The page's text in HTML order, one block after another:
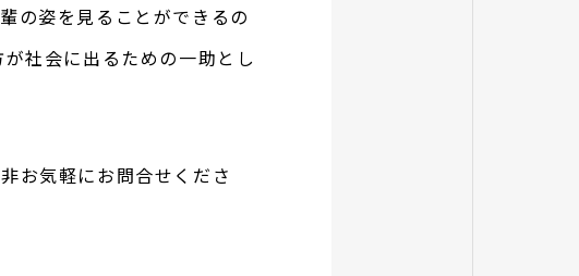
の姿を見ることができるの
社会に出るための一助とし
お気軽にお問合せくださ